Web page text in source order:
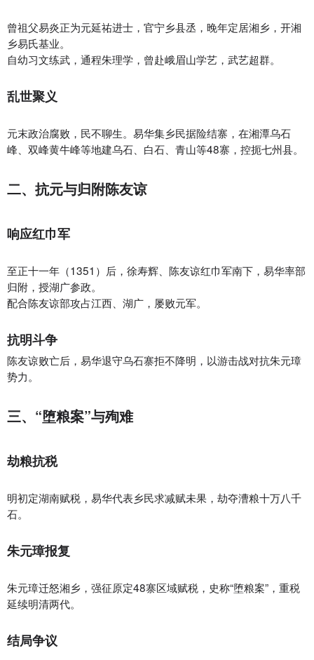
曾祖父易炎正为元延祐进士，官宁乡县丞，晚年定居湘乡，开湘
乡易氏基业。
自幼习文练武，通程朱理学，曾赴峨眉山学艺，武艺超群。
乱世聚义‌
元末政治腐败，民不聊生。易华集乡民据险结寨，在湘潭乌石
峰、双峰黄牛峰等地建乌石、白石、青山等48寨，控扼七州县。
二、抗元与归附陈友谅
响应红巾军‌
至正十一年（1351）后，徐寿辉、陈友谅红巾军南下，易华率部
归附，授湖广参政。
配合陈友谅部攻占江西、湖广，屡败元军。
抗明斗争‌
陈友谅败亡后，易华退守乌石寨拒不降明，以游击战对抗朱元璋
势力。
三、“堕粮案”与殉难
劫粮抗税‌
明初定湖南赋税，易华代表乡民求减赋未果，劫夺漕粮十万八千
石。
朱元璋报复‌
朱元璋迁怒湘乡，强征原定48寨区域赋税，史称“堕粮案”，重税
延续明清两代。
结局争议‌